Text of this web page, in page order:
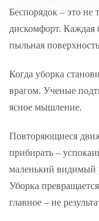
Беспорядок – это не
дискомфорт. Каждая
пыльная
Когда уборка
врагом. Ученые
ясное мышление.
Повторяющиеся
прибирать –
маленький видимый
Уборка
главное – не